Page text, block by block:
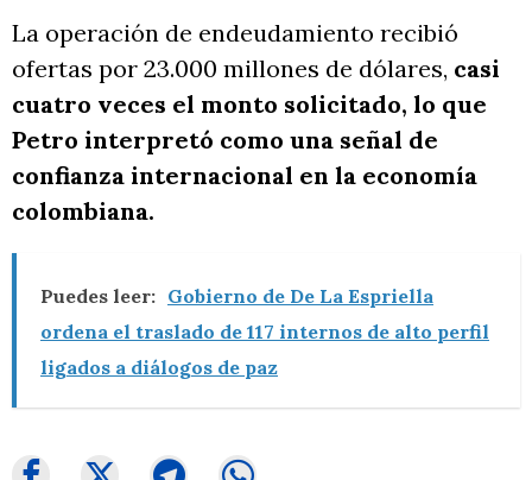
La operación de endeudamiento recibió
ofertas por 23.000 millones de dólares, casi
cuatro veces el monto solicitado, lo que
Petro interpretó como una señal de
confianza internacional en la economía
colombiana.
Puedes leer: Gobierno de De La Espriella
ordena el traslado de 117 internos de alto perfil
ligados a diálogos de paz